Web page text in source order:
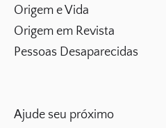
Origem e Vida
Origem em Revista
Pessoas Desaparecidas
Ajude seu próximo